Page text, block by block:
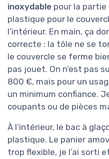
inoxydable pour la partie
plastique pour le
l’intérieur. En main, ça
correcte : la tôle ne se
le couvercle se ferme
pas jouet. On n’est pas
800 €, mais pour un
un minimum confiance.
coupants ou de pièces
À l’intérieur, le bac à
plastique. Le panier
trop flexible, je l’ai sorti